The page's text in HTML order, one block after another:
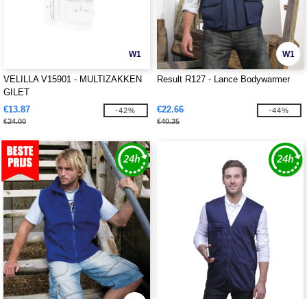
W1
VELILLA V15901 - MULTIZAKKEN
GILET
€13.87
€24.00
-42%
W1
Result R127 - Lance Bodywarmer
€22.66
€40.35
-44%